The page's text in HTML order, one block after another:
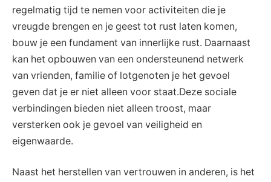
regelmatig tijd te nemen voor activiteiten die je
vreugde brengen en je geest tot rust laten komen,
bouw je een fundament van innerlijke rust. Daarnaast
kan het opbouwen van een ondersteunend netwerk
van vrienden, familie of lotgenoten je het gevoel
geven dat je er niet alleen voor staat.Deze sociale
verbindingen bieden niet alleen troost, maar
versterken ook je gevoel van veiligheid en
eigenwaarde.
Naast het herstellen van vertrouwen in anderen, is het